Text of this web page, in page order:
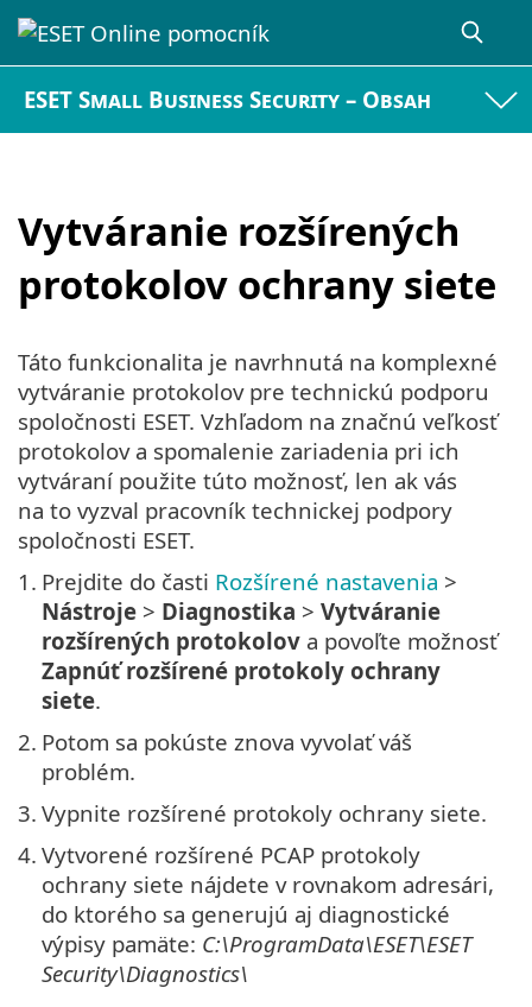
ESET Small Business Security – Obsah
Vytváranie rozšírených
protokolov ochrany siete
Táto funkcionalita je navrhnutá na komplexné
vytváranie protokolov pre technickú podporu
spoločnosti ESET. Vzhľadom na značnú veľkosť
protokolov a spomalenie zariadenia pri ich
vytváraní použite túto možnosť, len ak vás
na to vyzval pracovník technickej podpory
spoločnosti ESET.
1. Prejdite do časti Rozšírené nastavenia >
Nástroje > Diagnostika > Vytváranie
rozšírených protokolov a povoľte možnosť
Zapnúť rozšírené protokoly ochrany
siete.
2. Potom sa pokúste znova vyvolať váš
problém.
3. Vypnite rozšírené protokoly ochrany siete.
4. Vytvorené rozšírené PCAP protokoly
ochrany siete nájdete v rovnakom adresári,
do ktorého sa generujú aj diagnostické
výpisy pamäte: C:\ProgramData\ESET\ESET
Security\Diagnostics\